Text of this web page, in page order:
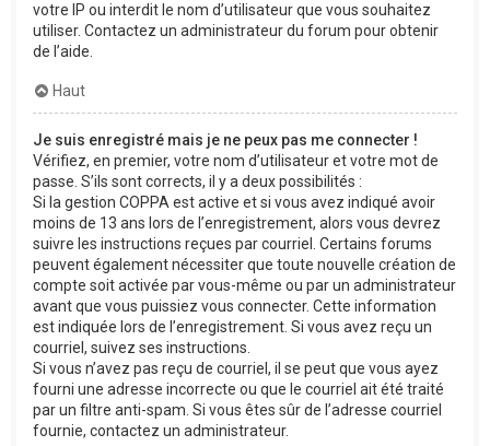
votre IP ou interdit le nom d’utilisateur que vous souhaitez
utiliser. Contactez un administrateur du forum pour obtenir
de l’aide.
Haut
Je suis enregistré mais je ne peux pas me connecter !
Vérifiez, en premier, votre nom d’utilisateur et votre mot de
passe. S’ils sont corrects, il y a deux possibilités :
Si la gestion COPPA est active et si vous avez indiqué avoir
moins de 13 ans lors de l’enregistrement, alors vous devrez
suivre les instructions reçues par courriel. Certains forums
peuvent également nécessiter que toute nouvelle création de
compte soit activée par vous-même ou par un administrateur
avant que vous puissiez vous connecter. Cette information
est indiquée lors de l’enregistrement. Si vous avez reçu un
courriel, suivez ses instructions.
Si vous n’avez pas reçu de courriel, il se peut que vous ayez
fourni une adresse incorrecte ou que le courriel ait été traité
par un filtre anti-spam. Si vous êtes sûr de l’adresse courriel
fournie, contactez un administrateur.